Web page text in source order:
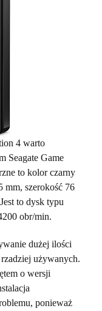
4 warto
Seagate Game
to kolor czarny
mm, szerokość 76
to dysk typu
obr/min.
dużej ilości
używanych.
o wersji
ponieważ